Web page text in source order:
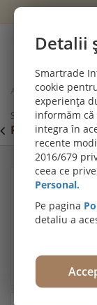
Acasă
Parchet
Parchet LVT -
Schwarzwald,
PROMOȚII DE
secțiunea de
Detalii
Smartrade
cookie
experiența
informăm
integra în
recente
2016/679
ceea ce
Personal.
Pe pagina
detaliu a